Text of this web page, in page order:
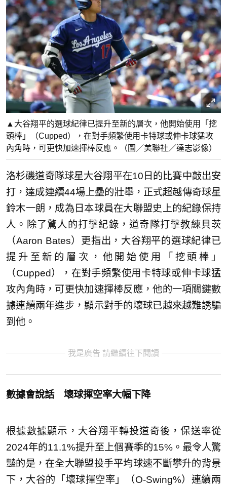
▲大谷翔平的選球紀律已提升至新的層次，他開始使用「挖
頭棒」（Cupped），在對手頻繁使用卡特球或伸卡球猛攻
內角時，可更快加速揮棒反應。（圖／美聯社／達志影像）
洛杉磯道奇隊球星大谷翔平在10日的比賽中敲出安
打，達成連續44場上壘的壯舉，正式超越傳奇球星
鈴木一朗，成為日本球員在大聯盟史上的紀錄保持
人。除了驚人的打擊紀錄，道奇隊打擊教練貝茨
（Aaron Bates）更指出，大谷翔平的選球紀律已
提升至新的層次，他開始使用「挖頭棒」
（Cupped），在對手頻繁使用卡特球或伸卡球猛
攻內角時，可更快加速揮棒反應，他的一項關鍵數
據連續兩年進步，顯示對手的壞球已越來越難誘騙
到他。
我是廣告 請繼續往下閱讀
數據會說話 壞球揮空率大幅下降
根據數據顯示，大谷翔平轉投道奇後，保送率從
2024年的11.1%提升至上個賽季的15%。最令人驚
豔的是，在全大聯盟投手平均球速不斷攀升的背景
下，大谷的「壞球揮空率」（O-Swing%）連續兩